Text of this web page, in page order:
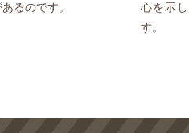
るのです。
心を示
す。